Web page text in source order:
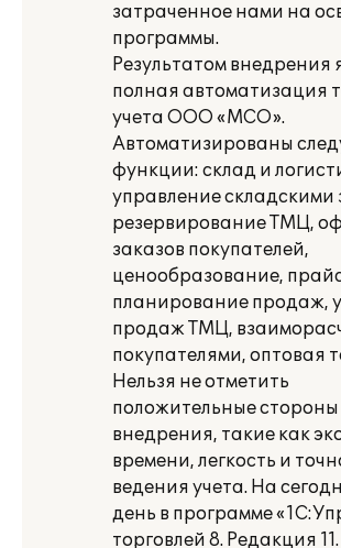
затраченное нами на
программы.
Результатом внедрения
полная автоматизация
учета ООО «МСО».
Автоматизированы
функции: склад и
управление складскими
резервирование ТМЦ,
заказов покупателей,
ценообразование,
планирование продаж,
продаж ТМЦ,
покупателями, оптовая
Нельзя не отметить
положительные стороны
внедрения, такие как
времени, легкость и
ведения учета. На
день в программе
торговлей 8. Редакция